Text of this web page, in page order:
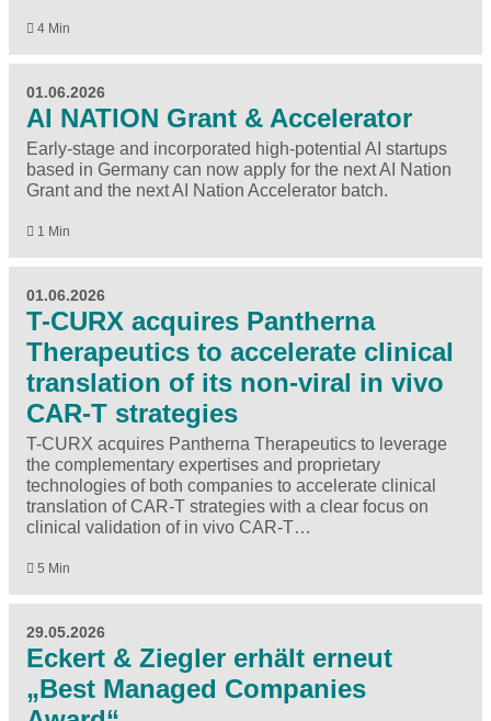
4 Min
01.06.2026
AI NATION Grant & Accelerator
Early-stage and incorporated high-potential AI startups
based in Germany can now apply for the next AI Nation
Grant and the next AI Nation Accelerator batch.
1 Min
01.06.2026
T-CURX acquires Pantherna
Therapeutics to accelerate clinical
translation of its non-viral in vivo
CAR-T strategies
T-CURX acquires Pantherna Therapeutics to leverage
the complementary expertises and proprietary
technologies of both companies to accelerate clinical
translation of CAR-T strategies with a clear focus on
clinical validation of in vivo CAR-T…
5 Min
29.05.2026
Eckert & Ziegler erhält erneut
„Best Managed Companies